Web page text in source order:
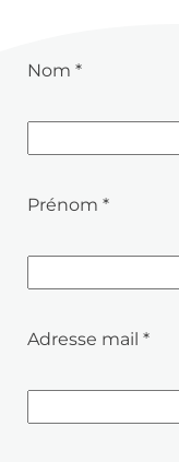
Nom *
Prénom *
Adresse mail *